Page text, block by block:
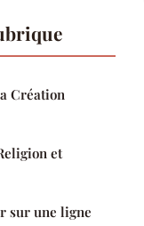
Création
et
sur une ligne